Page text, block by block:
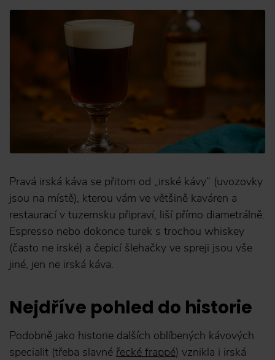
Pravá irská káva se přitom od „irské kávy“ (uvozovky
jsou na místě), kterou vám ve většině kaváren a
restaurací v tuzemsku připraví, liší přímo diametrálně.
Espresso nebo dokonce turek s trochou whiskey
(často ne irské) a čepicí šlehačky ve spreji jsou vše
jiné, jen ne irská káva.
Nejdříve pohled do historie
Podobně jako historie dalších oblíbených kávových
specialit (třeba slavné řecké frappé) vznikla i irská